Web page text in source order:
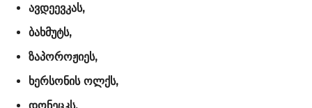
ავდეევკას,
ბახმუტს,
ზაპოროჟიეს,
ხერსონის ოლქს,